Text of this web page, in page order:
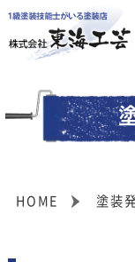
HOME 塗装